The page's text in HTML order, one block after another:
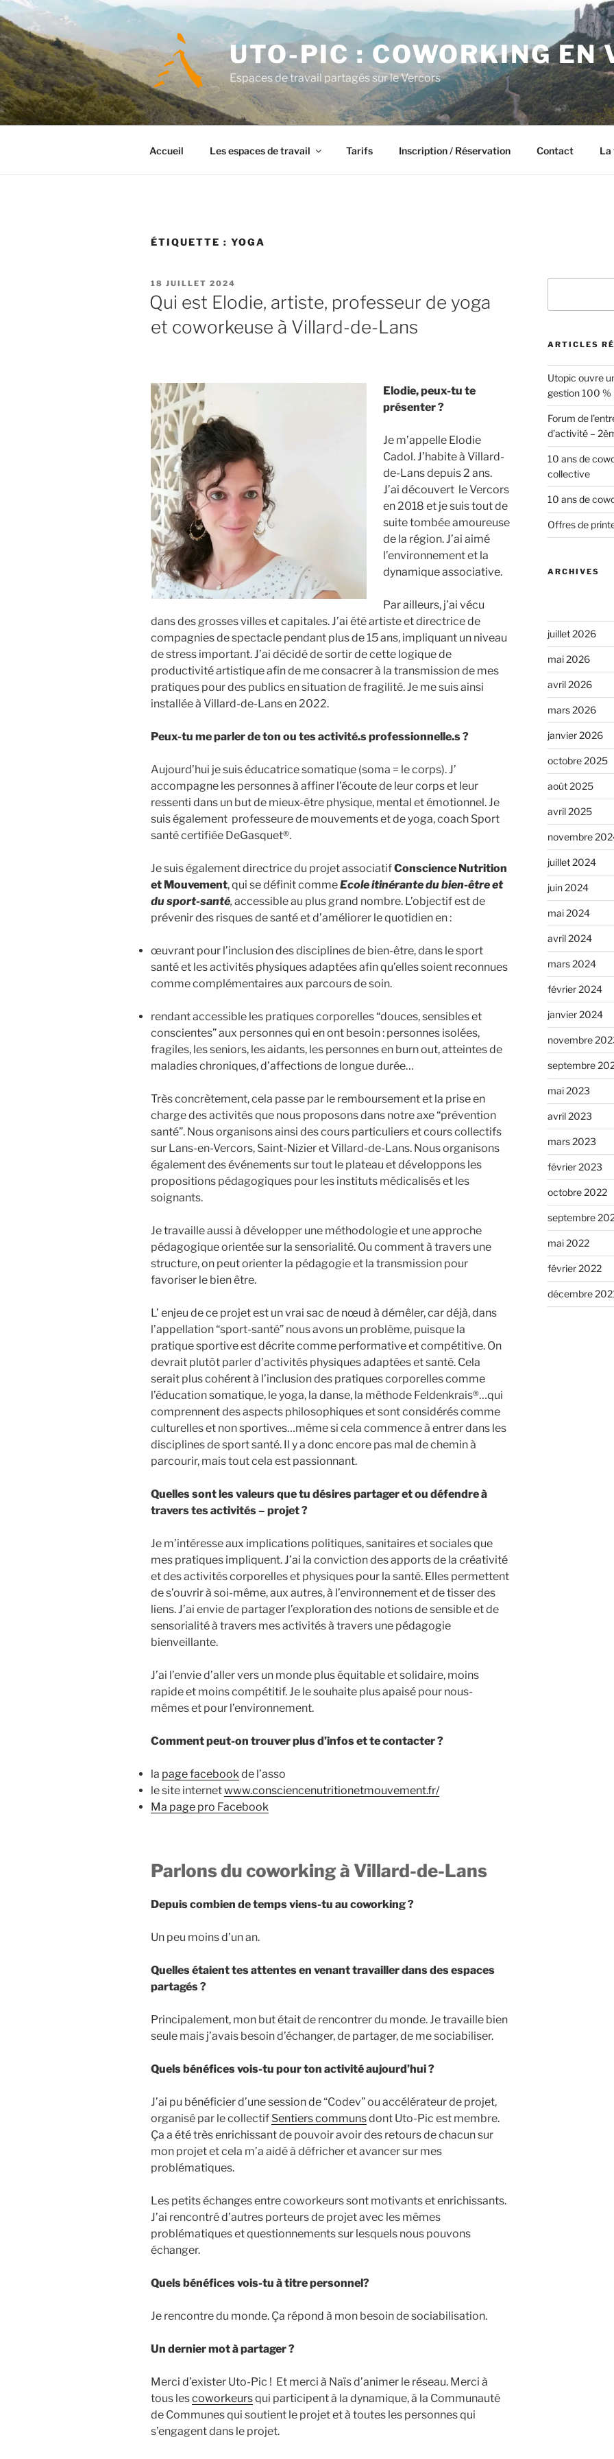
Aller
au
contenu
principal
UTO-PIC : COWORKING EN
Espaces de travail partagés sur le Vercors
Accueil Les espaces de travail Tarifs Inscription / Réservation Contact La
ÉTIQUETTE : YOGA
PUBLIÉ
LE
18 JUILLET 2024
Qui est Elodie, artiste, professeur de yoga
et coworkeuse à Villard-de-Lans
Elodie, peux-tu te
présenter ?
Je m’appelle Elodie
Cadol. J’habite à Villard-
de-Lans depuis 2 ans.
J’ai découvert le Vercors
en 2018 et je suis tout de
suite tombée amoureuse
de la région. J’ai aimé
l’environnement et la
dynamique associative.
Par ailleurs, j’ai vécu
dans des grosses villes et capitales. J’ai été artiste et directrice de
compagnies de spectacle pendant plus de 15 ans, impliquant un niveau
de stress important. J’ai décidé de sortir de cette logique de
productivité artistique afin de me consacrer à la transmission de mes
pratiques pour des publics en situation de fragilité. Je me suis ainsi
installée à Villard-de-Lans en 2022.
Peux-tu me parler de ton ou tes activité.s professionnelle.s ?
Aujourd’hui je suis éducatrice somatique (soma = le corps). J’
accompagne les personnes à affiner l’écoute de leur corps et leur
ressenti dans un but de mieux-être physique, mental et émotionnel. Je
suis également professeure de mouvements et de yoga, coach Sport
santé certifiée DeGasquet®.
Je suis également directrice du projet associatifConscience Nutrition
et Mouvement, qui se définit commeEcole itinérante du bien-être et
du sport-santé, accessible au plus grand nombre. L’objectif est de
prévenir des risques de santé et d’améliorer le quotidien en :
œuvrant pour l’inclusion des disciplines de bien-être, dans le sport
santé et les activités physiques adaptées afin qu’elles soient reconnues
comme complémentaires aux parcours de soin.
rendant accessible les pratiques corporelles “douces, sensibles et
conscientes” aux personnes qui en ont besoin : personnes isolées,
fragiles, les seniors, les aidants, les personnes en burn out, atteintes de
maladies chroniques, d’affections de longue durée…
Très concrètement, cela passe par le remboursement et la prise en
charge des activités que nous proposons dans notre axe “prévention
santé”. Nous organisons ainsi des cours particuliers et cours collectifs
sur Lans-en-Vercors, Saint-Nizier et Villard-de-Lans. Nous organisons
également des événements sur tout le plateau et développons les
propositions pédagogiques pour les instituts médicalisés et les
soignants.
Je travaille aussi à développer une méthodologie et une approche
pédagogique orientée sur la sensorialité. Ou comment à travers une
structure, on peut orienter la pédagogie et la transmission pour
favoriser le bien être.
L’ enjeu de ce projet est un vrai sac de nœud à démêler, car déjà, dans
l’appellation “sport-santé” nous avons un problème, puisque la
pratique sportive est décrite comme performative et compétitive. On
devrait plutôt parler d’activités physiques adaptées et santé. Cela
serait plus cohérent à l’inclusion des pratiques corporelles comme
l’éducation somatique, le yoga, la danse, la méthode Feldenkrais®…qui
comprennent des aspects philosophiques et sont considérés comme
culturelles et non sportives…même si cela commence à entrer dans les
disciplines de sport santé. Il y a donc encore pas mal de chemin à
parcourir, mais tout cela est passionnant.
Quelles sont les valeurs que tu désires partager et ou défendre à
travers tes activités – projet ?
Je m’intéresse aux implications politiques, sanitaires et sociales que
mes pratiques impliquent. J’ai la conviction des apports de la créativité
et des activités corporelles et physiques pour la santé. Elles permettent
de s’ouvrir à soi-même, aux autres, à l’environnement et de tisser des
liens. J’ai envie de partager l’exploration des notions de sensible et de
sensorialité à travers mes activités à travers une pédagogie
bienveillante.
J’ai l’envie d’aller vers un monde plus équitable et solidaire, moins
rapide et moins compétitif. Je le souhaite plus apaisé pour nous-
mêmes et pour l’environnement.
Comment peut-on trouver plus d’infos et te contacter ?
la page facebook de l’asso
le site internetwww.consciencenutritionetmouvement.fr/
Ma page pro Facebook
Parlons du coworking à Villard-de-Lans
Depuis combien de temps viens-tu au coworking ?
Un peu moins d’un an.
Quelles étaient tes attentes en venant travailler dans des espaces
partagés ?
Principalement, mon but était de rencontrer du monde. Je travaille bien
seule mais j’avais besoin d’échanger, de partager, de me sociabiliser.
Quels bénéfices vois-tu pour ton activité aujourd’hui ?
J’ai pu bénéficier d’une session de “Codev” ou accélérateur de projet,
organisé par le collectif Sentiers communsdont Uto-Pic est membre.
Ça a été très enrichissant de pouvoir avoir des retours de chacun sur
mon projet et cela m’a aidé à défricher et avancer sur mes
problématiques.
Les petits échanges entre coworkeurs sont motivants et enrichissants.
J’ai rencontré d’autres porteurs de projet avec les mêmes
problématiques et questionnements sur lesquels nous pouvons
échanger.
Quels bénéfices vois-tu à titre personnel?
Je rencontre du monde. Ça répond à mon besoin de sociabilisation.
Un dernier mot à partager ?
Merci d’exister Uto-Pic ! Et merci à Naïs d’animer le réseau. Merci à
tous lescoworkeursqui participent à la dynamique, à la Communauté
de Communes qui soutient le projet et à toutes les personnes qui
s’engagent dans le projet.
ARTICLES
Utopic ouvre
gestion 100 %
Forum de
d’activité –
10 ans de
collective
10 ans de
Offres de
ARCHIVES
juillet 2026
mai 2026
avril 2026
mars 2026
janvier 2026
octobre 2025
août 2025
avril 2025
novembre
juillet 2024
juin 2024
mai 2024
avril 2024
mars 2024
février 2024
janvier 2024
novembre
septembre
mai 2023
avril 2023
mars 2023
février 2023
octobre 2022
septembre
mai 2022
février 2022
décembre